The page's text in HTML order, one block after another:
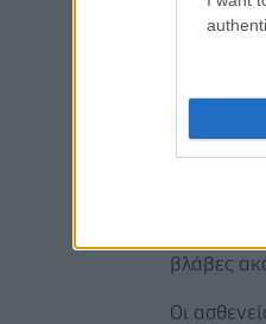
άλλα
στους
σύστημα,
βλάβες
Οι